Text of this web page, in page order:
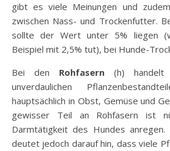
gibt es viele Meinungen und
zwischen Nass- und Trockenfutter.
sollte der Wert unter 5% liegen
Beispiel mit 2,5% tut), bei Hunde-
Bei den Rohfasern(h) handelt
unverdaulichen
hauptsächlich in Obst, Gemüse und
gewisser Teil an Rohfasern ist
Darmtätigkeit des Hundes
deutet jedoch darauf hin, dass viele